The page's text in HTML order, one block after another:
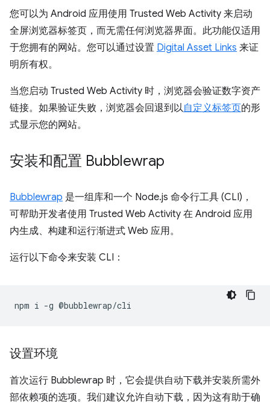
您可以为 Android 应用使用 Trusted Web Activity 来启动
全屏浏览器标签页，而无需任何浏览器界面。此功能仅适用
于您拥有的网站。您可以通过设置 Digital Asset Links 来证
明所有权。
当您启动 Trusted Web Activity 时，浏览器会验证数字资产
链接。如果验证失败，浏览器会回退到以自定义标签页的形
式显示您的网站。
安装和配置 Bubblewrap
Bubblewrap 是一组库和一个 Node.js 命令行工具 (CLI)，
可帮助开发者使用 Trusted Web Activity 在 Android 应用
内生成、构建和运行渐进式 Web 应用。
运行以下命令来安装 CLI：
npm i -g
设置环境
首次运行 Bubblewrap 时，它会提供自动下载并安装所需外
部依赖项的选项。我们建议允许自动下载，因为这有助于确